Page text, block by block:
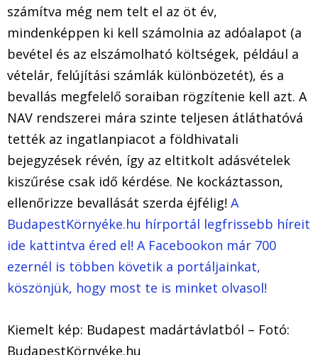
számítva még nem telt el az öt év,
mindenképpen ki kell számolnia az adóalapot (a
bevétel és az elszámolható költségek, például a
vételár, felújítási számlák különbözetét), és a
bevallás megfelelő soraiban rögzítenie kell azt. A
NAV rendszerei mára szinte teljesen átláthatóvá
tették az ingatlanpiacot a földhivatali
bejegyzések révén, így az eltitkolt adásvételek
kiszűrése csak idő kérdése. Ne kockáztasson,
ellenőrizze bevallását szerda éjfélig! A
BudapestKörnyéke.hu hírportál legfrissebb híreit
ide kattintva éred el! A Facebookon már 700
ezernél is többen követik a portáljainkat,
köszönjük, hogy most te is minket olvasol!
Kiemelt kép: Budapest madártávlatból – Fotó:
BudapestKörnyéke.hu